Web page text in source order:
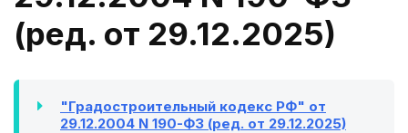
(ред. от 29.12.2025)
"Градостроительный кодекс РФ" от
29.12.2004 N 190-ФЗ (ред. от 29.12.2025)